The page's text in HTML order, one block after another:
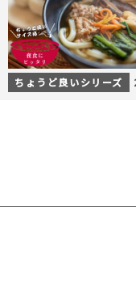
ちょうど良いシリーズ